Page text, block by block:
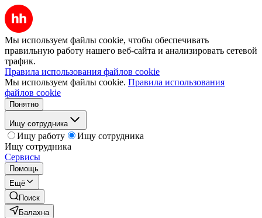
Мы используем файлы cookie, чтобы обеспечивать
правильную работу нашего веб-сайта и анализировать сетевой
трафик.
Правила использования файлов cookie
Мы используем файлы cookie. Правила использования
файлов cookie
Понятно
Ищу сотрудника
Ищу работу
Ищу сотрудника
Ищу сотрудника
Сервисы
Помощь
Ещё
Поиск
Балахна